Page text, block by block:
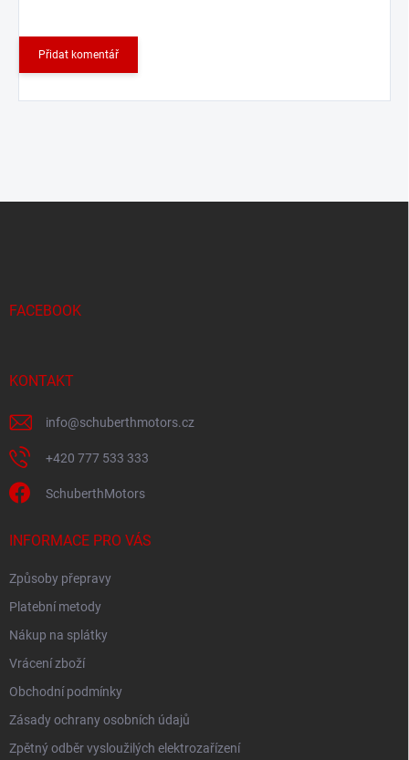
Přidat komentář
FACEBOOK
KONTAKT
info@schuberthmotors.cz
+420 777 533 333
SchuberthMotors
INFORMACE PRO VÁS
Způsoby přepravy
Platební metody
Nákup na splátky
Vrácení zboží
Obchodní podmínky
Zásady ochrany osobních údajů
Zpětný odběr vysloužilých elektrozařízení